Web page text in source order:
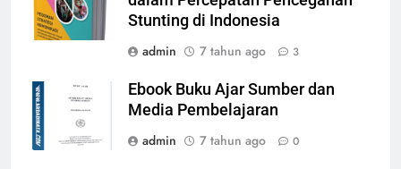
Stunting di Indonesia
admin
7 tahun ago 3
Ebook Buku Ajar Sumber dan
Media Pembelajaran
admin
7 tahun ago 0